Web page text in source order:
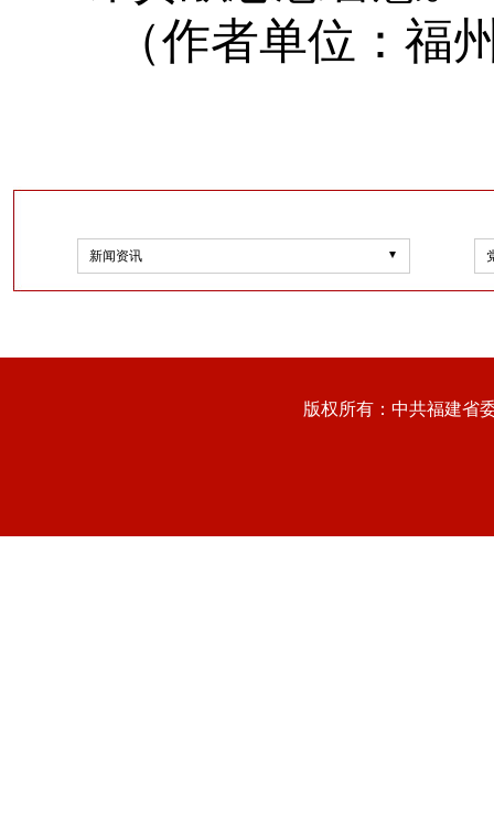
（作者单位：福
新闻资讯
版权所有：中共福建省